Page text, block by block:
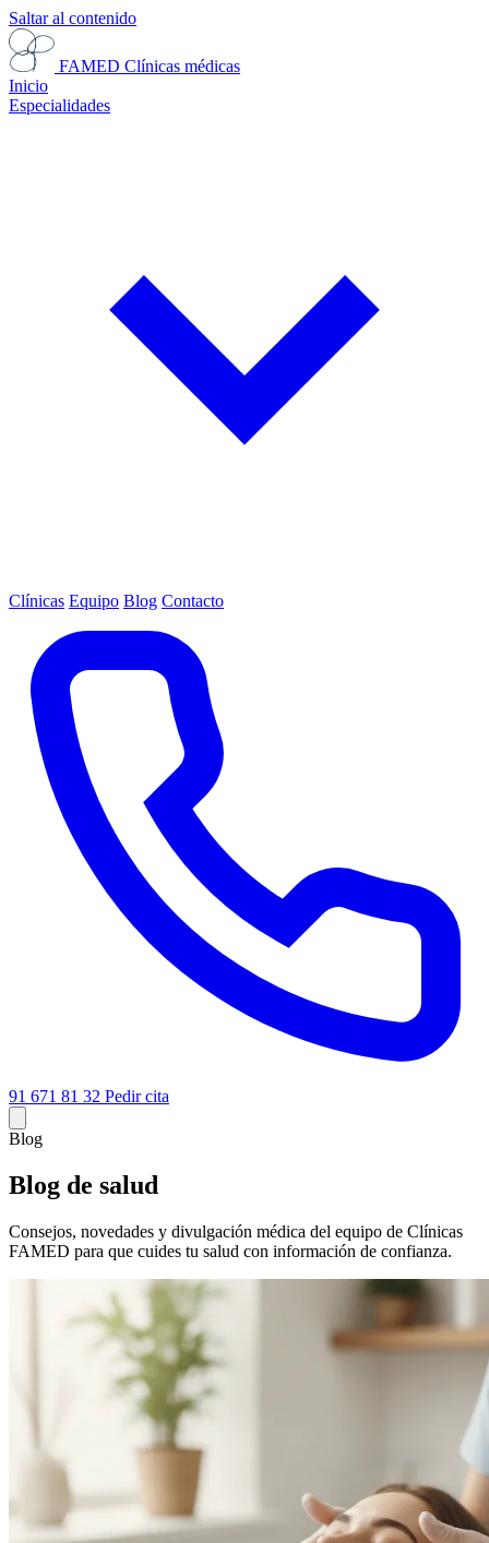
Saltar al contenido
FAMED Clínicas médicas
Inicio
Especialidades
Clínicas Equipo Blog Contacto
91 671 81 32 Pedir cita
Blog
Blog de salud
Consejos, novedades y divulgación médica del equipo de Clínicas
FAMED para que cuides tu salud con información de confianza.